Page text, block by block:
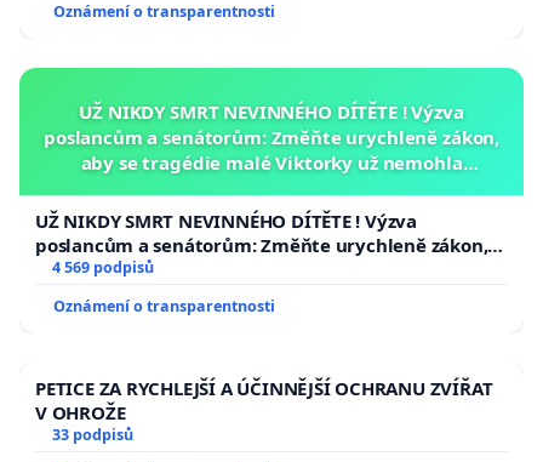
Oznámení o transparentnosti
UŽ NIKDY SMRT NEVINNÉHO DÍTĚTE ! Výzva
poslancům a senátorům: Změňte urychleně zákon,
aby se tragédie malé Viktorky už nemohla
UŽ NIKDY SMRT NEVINNÉHO DÍTĚTE ! Výzva
poslancům a senátorům: Změňte urychleně zákon,
aby se tragédie malé Viktorky už nemohla opakovat!
4 569 podpisů
Oznámení o transparentnosti
PETICE ZA RYCHLEJŠÍ A ÚČINNĚJŠÍ OCHRANU ZVÍŘAT
V OHROŽE
33 podpisů